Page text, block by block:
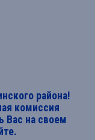
района!
комиссия
Вас на своем